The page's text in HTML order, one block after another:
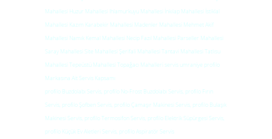
Mahallesi Huzur Mahallesi Ihlamurkuyu Mahallesi İnkılap Mahallesi İstiklal
Mahallesi Kazım Karabekir Mahallesi Madenler Mahallesi Mehmet Akif
Mahallesi Namık Kemal Mahallesi Necip Fazıl Mahallesi Parseller Mahallesi
Saray Mahallesi Site Mahallesi Şerifali Mahallesi Tantavi Mahallesi Tatlısu
Mahallesi Tepeüstü Mahallesi Topağacı Mahalleri servis umraniye profilo
Markasına Ait Servis Kapsamı
profilo Buzdolabı Servis, profilo No-Frost Buzdolabı Servis, profilo Fırın
Servis, profilo Şofben Servis, profilo Çamaşır Makinesi Servis, profilo Bulaşık
Makinesi Servis, profilo Termosifon Servis, profilo Elektrik Süpürgesi Servis,
profilo Küçük Ev Aletleri Servis, profilo Aspiratör Servis